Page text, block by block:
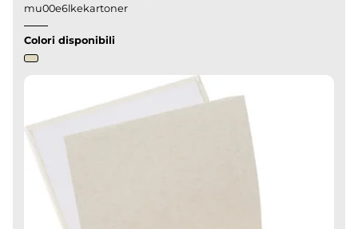
mu00e6lkekartoner
Colori disponibili